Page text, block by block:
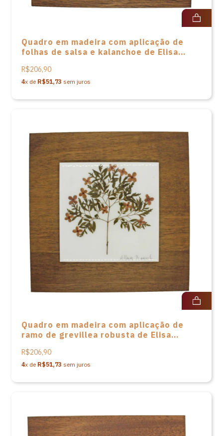
Quadro em madeira com aplicação de
folhas de salsa e kalanchoe de Elisa
R$206,90
4x de R$51,73 sem juros
Quadro em madeira com aplicação de
ramo de grevillea robusta de Elisa
R$206,90
4x de R$51,73 sem juros